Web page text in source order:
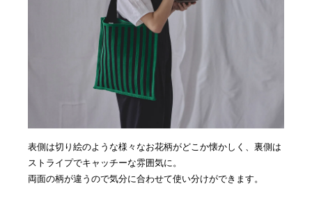
表側は切り絵のような様々なお花柄がどこか懐かしく、裏側は
ストライプでキャッチーな雰囲気に。
両面の柄が違うので気分に合わせて使い分けができます。